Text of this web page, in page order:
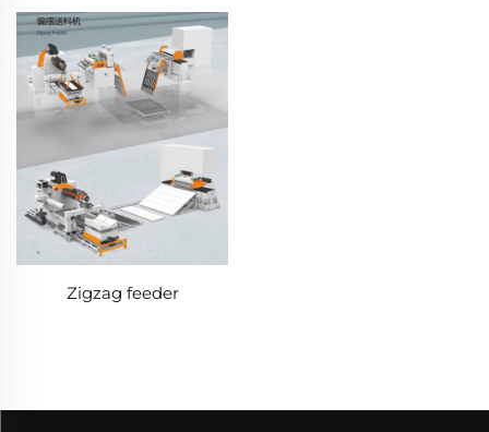
Zigzag feeder